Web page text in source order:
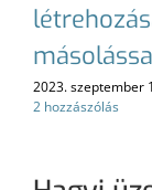
2023. szeptember
2 hozzászólás